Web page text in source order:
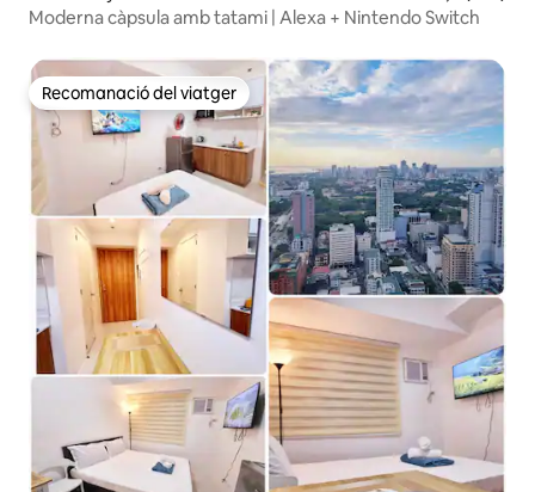
Moderna càpsula amb tatami | Alexa + Nintendo Switch
Recomanació del viatger
Recomanació del viatger